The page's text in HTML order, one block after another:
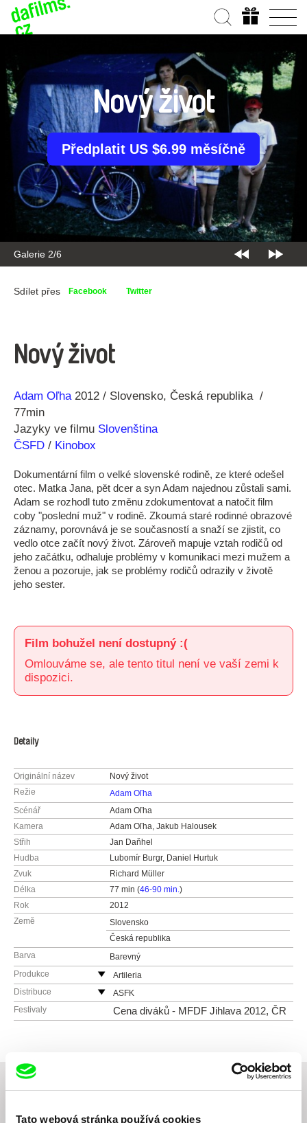
Tato webová stránka používá cookies
Galerie 2/6
Nový život
Předplatit US $6.99 měsíčně
Sdílet přes Facebook Twitter
Nový život
Režie
Adam Oľha
Rok 2012 Slovensko Česká republika
77min
Jazyky ve filmu Slovenština
ČSFD / Kinobox
Dokumentární film o velké slovenské rodině, ze které odešel
otec. Matka Jana, pět dcer a syn Adam najednou zůstali sami.
Adam se rozhodl tuto změnu zdokumentovat a natočit film
coby "poslední muž" v rodině. Zkoumá staré rodinné obrazové
záznamy, porovnává je se současností a snaží se zjistit, co
vedlo otce začít nový život. Zároveň mapuje vztah rodičů od
jeho začátku, odhaluje problémy v komunikaci mezi mužem a
ženou a pozoruje, jak se problémy rodičů odrazily v životě
jeho sester.
Film bohužel není dostupný :(
Omlouváme se, ale tento titul není ve vaší zemi k
dispozici.
Detaily
Originální název
Nový život
Režie
Adam Oľha
Scénář
Adam Oľha
Kamera
Adam Oľha, Jakub Halousek
Střih
Jan Daňhel
Hudba
Lubomír Burgr, Daniel Hurtuk
Zvuk
Richard Müller
Délka
77 min (46-90 min.)
Rok
2012
Země
Slovensko
Česká republika
Barva
Barevný
Produkce
Artileria
Slovensko
web:http://www.artileria.sk
tel: (+421) 903 789 198
110 00 Praha 1
web:http://evolutionfilms.cz/
Distribuce
ASFK
Slovensko
Festivaly Cena diváků - MFDF Jihlava 2012, ČR
Související filmy (20)